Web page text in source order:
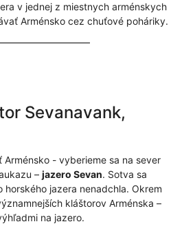
v jednej z miestnych arménskych
Arménsko cez chuťové poháriky.
Sevanavank,
- vyberieme sa na sever
– jazero Sevan. Sotva sa
jazera nenadchla. Okrem
kláštorov Arménska –
na jazero.